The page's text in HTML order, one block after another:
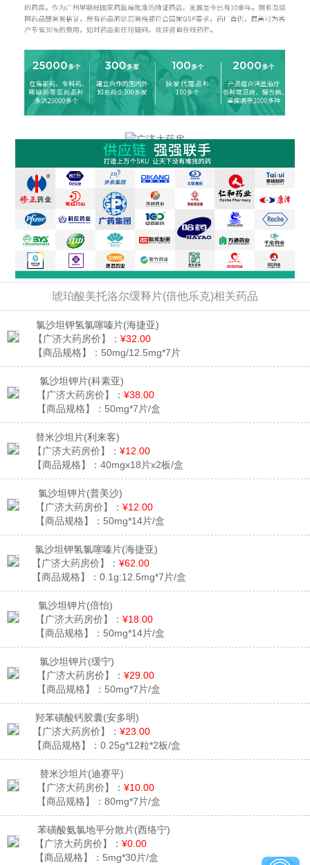
琥珀酸美托洛尔缓释片(倍他乐克)相关药品
氯沙坦钾氢氯噻嗪片(海捷亚)
【广济大药房价】： ¥32.00
【商品规格】： 50mg/12.5mg*7片
氯沙坦钾片(科素亚)
【广济大药房价】： ¥38.00
【商品规格】： 50mg*7片/盒
替米沙坦片(利来客)
【广济大药房价】： ¥12.00
【商品规格】： 40mgx18片x2板/盒
氯沙坦钾片(普美沙)
【广济大药房价】： ¥12.00
【商品规格】： 50mg*14片/盒
氯沙坦钾氢氯噻嗪片(海捷亚)
【广济大药房价】： ¥62.00
【商品规格】： 0.1g:12.5mg*7片/盒
氯沙坦钾片(倍怡)
【广济大药房价】： ¥18.00
【商品规格】： 50mg*14片/盒
氯沙坦钾片(缓宁)
【广济大药房价】： ¥29.00
【商品规格】： 50mg*7片/盒
羟苯磺酸钙胶囊(安多明)
【广济大药房价】： ¥23.00
【商品规格】： 0.25g*12粒*2板/盒
替米沙坦片(迪赛平)
【广济大药房价】： ¥10.00
【商品规格】： 80mg*7片/盒
苯磺酸氨氯地平分散片(西络宁)
【广济大药房价】： ¥0.00
【商品规格】： 5mg*30片/盒